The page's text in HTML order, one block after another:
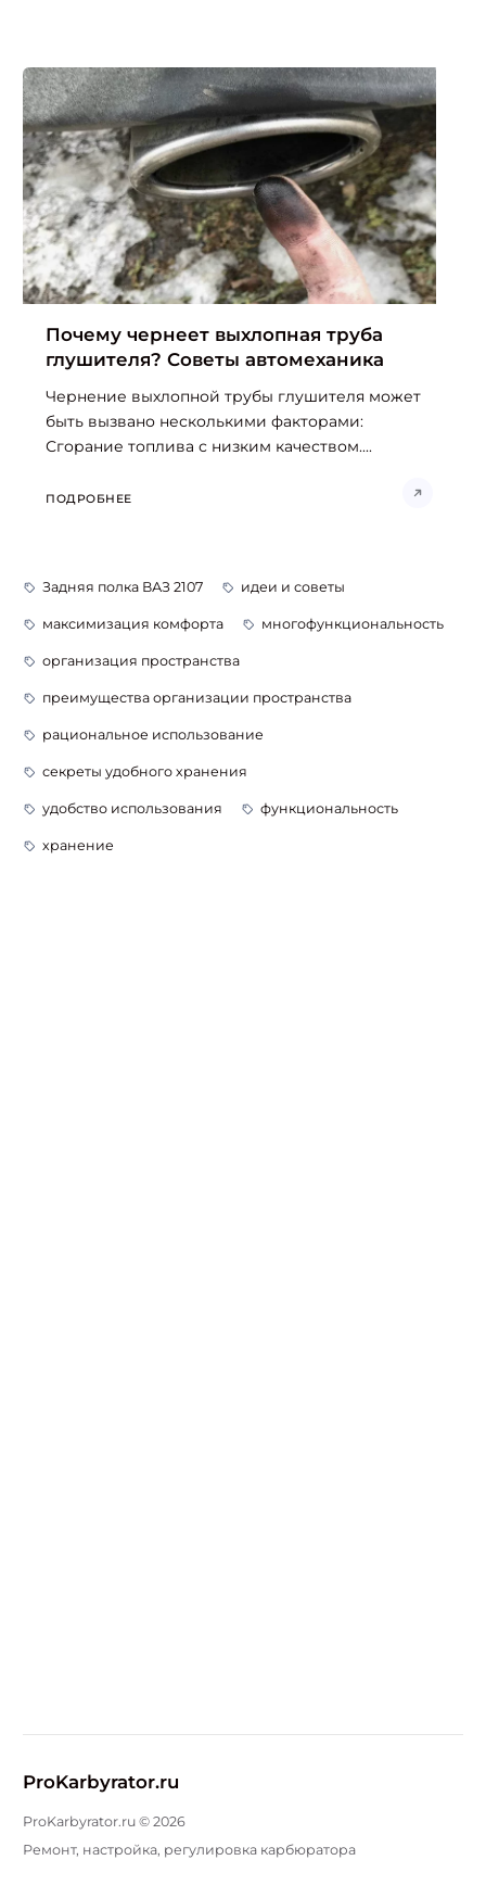
Почему чернеет выхлопная труба
глушителя? Советы автомеханика
Чернение выхлопной трубы глушителя может
быть вызвано несколькими факторами:
Сгорание топлива с низким качеством....
ПОДРОБНЕЕ
Задняя полка ВАЗ 2107 идеи и советы
максимизация комфорта многофункциональность
организация пространства
преимущества организации пространства
рациональное использование
секреты удобного хранения
удобство использования функциональность
хранение
ProKarbyrator.ru
ProKarbyrator.ru © 2026
Ремонт, настройка, регулировка карбюратора